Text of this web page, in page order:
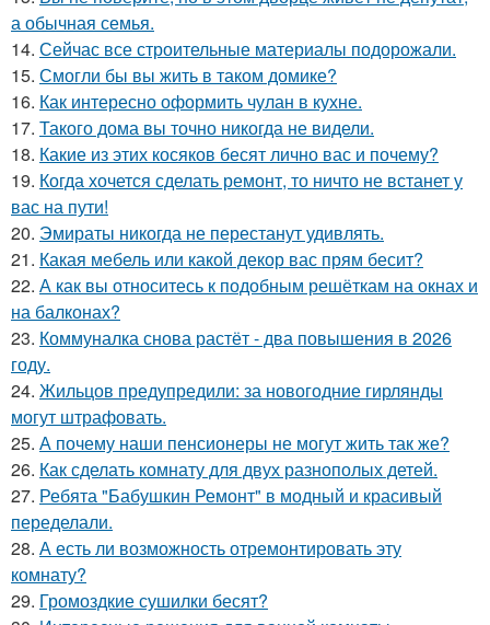
а обычная семья.
14. Сейчас все строительные материалы подорожали.
15. Смогли бы вы жить в таком домике?
16. Как интересно оформить чулан в кухне.
17. Такого дома вы точно никогда не видели.
18. Какие из этих косяков бесят лично вас и почему?
19. Когда хочется сделать ремонт, то ничто не встанет у
вас на пути!
20. Эмираты никогда не перестанут удивлять.
21. Какая мебель или какой декор вас прям бесит?
22. А как вы относитесь к подобным решёткам на окнах и
на балконах?
23. Коммуналка снова растёт - два повышения в 2026
году.
24. Жильцов предупредили: за новогодние гирлянды
могут штрафовать.
25. А почему наши пенсионеры не могут жить так же?
26. Как сделать комнату для двух разнополых детей.
27. Ребята "Бабушкин Ремонт" в модный и красивый
переделали.
28. А есть ли возможность отремонтировать эту
комнату?
29. Громоздкие сушилки бесят?